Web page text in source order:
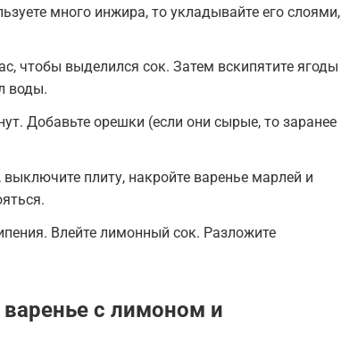
много инжира, то укладывайте его слоями,
чтобы выделился сок. Затем вскипятите ягоды
воды.
Добавьте орешки (если они сырые, то заранее
выключите плиту, накройте варенье марлей и
Влейте лимонный сок. Разложите
с лимоном и